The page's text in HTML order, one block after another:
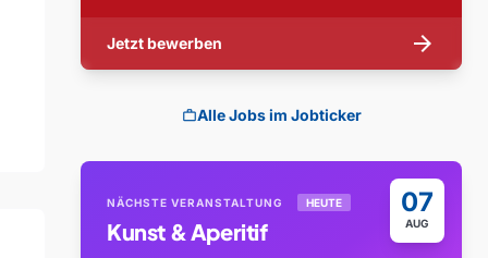
Jetzt bewerben arrow_forward
workAlle Jobs im Jobticker
07
AUG
NÄCHSTE VERANSTALTUNG HEUTE
Kunst & Aperitif